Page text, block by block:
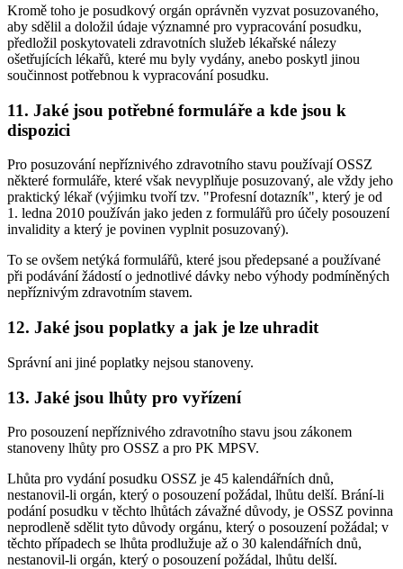
Kromě toho je posudkový orgán oprávněn vyzvat posuzovaného,
aby sdělil a doložil údaje významné pro vypracování posudku,
předložil poskytovateli zdravotních služeb lékařské nálezy
ošetřujících lékařů, které mu byly vydány, anebo poskytl jinou
součinnost potřebnou k vypracování posudku.
11. Jaké jsou potřebné formuláře a kde jsou k
dispozici
Pro posuzování nepříznivého zdravotního stavu používají OSSZ
některé formuláře, které však nevyplňuje posuzovaný, ale vždy jeho
praktický lékař (výjimku tvoří tzv. "Profesní dotazník", který je od
1. ledna 2010 používán jako jeden z formulářů pro účely posouzení
invalidity a který je povinen vyplnit posuzovaný).
To se ovšem netýká formulářů, které jsou předepsané a používané
při podávání žádostí o jednotlivé dávky nebo výhody podmíněných
nepříznivým zdravotním stavem.
12. Jaké jsou poplatky a jak je lze uhradit
Správní ani jiné poplatky nejsou stanoveny.
13. Jaké jsou lhůty pro vyřízení
Pro posouzení nepříznivého zdravotního stavu jsou zákonem
stanoveny lhůty pro OSSZ a pro PK MPSV.
Lhůta pro vydání posudku OSSZ je 45 kalendářních dnů,
nestanovil-li orgán, který o posouzení požádal, lhůtu delší. Brání-li
podání posudku v těchto lhůtách závažné důvody, je OSSZ povinna
neprodleně sdělit tyto důvody orgánu, který o posouzení požádal; v
těchto případech se lhůta prodlužuje až o 30 kalendářních dnů,
nestanovil-li orgán, který o posouzení požádal, lhůtu delší.